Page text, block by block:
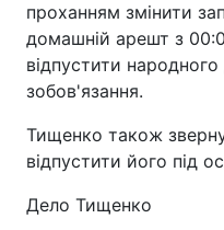
проханням змінити
домашній арешт з
відпустити
зобов'язання.
Тищенко також
відпустити його під
Дело Тищенко